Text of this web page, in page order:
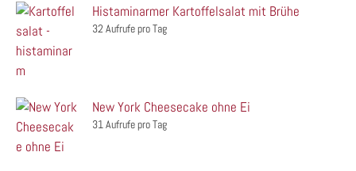
Histaminarmer Kartoffelsalat mit Brühe
32 Aufrufe pro Tag
New York Cheesecake ohne Ei
31 Aufrufe pro Tag